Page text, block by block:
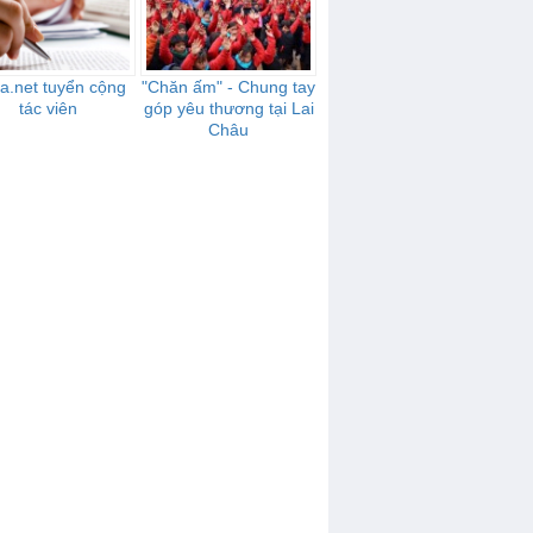
tuyển cộng
tác viên
"Chăn ấm" - Chung tay
góp yêu thương tại Lai
Châu